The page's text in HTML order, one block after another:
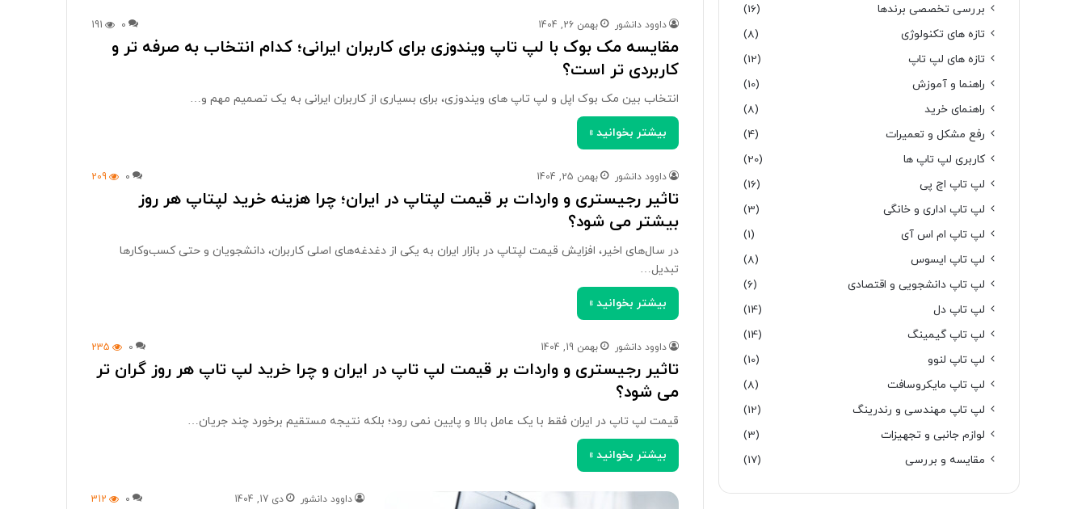
داوود دانشور بهمن 26, 1404 0
191
مقایسه مک بوک با لپ تاپ ویندوزی برای کاربران ایرانی؛ کدام انتخاب به صرفه تر و
کاربردی تر است؟
انتخاب بین مک بوک اپل و لپ تاپ های ویندوزی، برای بسیاری از کاربران ایرانی به یک تصمیم مهم و…
بیشتر بخوانید »
داوود دانشور بهمن 25, 1404 0
209
تاثیر رجیستری و واردات بر قیمت لپتاپ در ایران؛ چرا هزینه خرید لپتاپ هر روز
بیشتر می شود؟
در سال‌های اخیر، افزایش قیمت لپتاپ در بازار ایران به یکی از دغدغه‌های اصلی کاربران، دانشجویان و حتی کسب‌وکارها
تبدیل…
بیشتر بخوانید »
داوود دانشور بهمن 19, 1404 0
235
تاثیر رجیستری و واردات بر قیمت لپ تاپ در ایران و چرا خرید لپ تاپ هر روز گران تر
می شود؟
قیمت لپ تاپ در ایران فقط با یک عامل بالا و پایین نمی رود؛ بلکه نتیجه مستقیم برخورد چند جریان…
بیشتر بخوانید »
داوود دانشور دی 17, 1404 0
312
بررسی تخصصی برندها
(16)
تازه های تکنولوژی
(8)
تازه های لپ تاپ
(12)
راهنما و آموزش
(10)
راهنمای خرید
(8)
رفع مشکل و تعمیرات
(4)
کاربری لپ تاپ ها
(20)
لپ تاپ اچ پی
(16)
لپ تاپ اداری و خانگی
(3)
لپ تاپ ام اس آی
(1)
لپ تاپ ایسوس
(8)
لپ تاپ دانشجویی و اقتصادی
(6)
لپ تاپ دل
(14)
لپ تاپ گیمینگ
(14)
لپ تاپ لنوو
(10)
لپ تاپ مایکروسافت
(8)
لپ تاپ مهندسی و رندرینگ
(12)
لوازم جانبی و تجهیزات
(3)
مقایسه و بررسی
(17)